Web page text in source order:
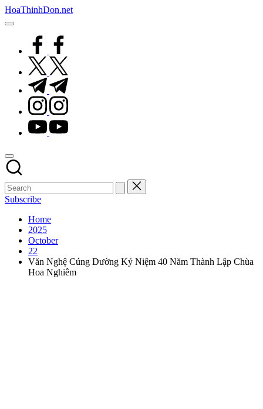
Skip
to
HoaThinhDon.net
Vietnamese
Washington
Metropolitan
facebook.com
twitter.com
t.me
instagram.com
youtube.com
Subscribe
Home
2025
October
22
Văn Nghệ Cúng Dường Kỷ Niệm 40 Năm Thành Lập Chùa
Hoa Nghiêm